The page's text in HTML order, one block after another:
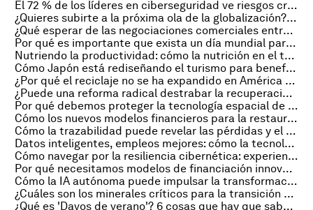
El 72 % de los líderes en ciberseguridad ve riesgos crecientes. Así responden gobiernos y empresas
¿Quieres subirte a la próxima ola de la globalización? Mirá hacia potencias emergentes como Hefei
¿Qué esperar de las negociaciones comerciales entre Estados Unidos y China?
Por qué es importante que exista un día mundial para la eliminación del cáncer de cuello uterino
Nutriendo la productividad: cómo la nutrición en el trabajo beneficia a las empresas y a las sociedades
Cómo Japón está rediseñando el turismo para beneficiar a las comunidades locales
¿Por qué el reciclaje no se ha expandido en América Latina y qué hacer al respecto?
¿Puede una reforma radical destrabar la recuperación económica de Argentina?
Por qué debemos proteger la tecnología espacial de los riesgos cibernéticos
Cómo los nuevos modelos financieros para la restauración forestal crean oportunidades para la naturaleza, las comunidades y los inversores
Cómo la trazabilidad puede revelar las pérdidas y el desperdicio en nuestros sistemas alimentarios
Datos inteligentes, empleos mejores: cómo la tecnología está transformando el mercado laboral
Cómo navegar por la resiliencia cibernética: experiencias de empresas líderes globales
Por qué necesitamos modelos de financiación innovadores ante la caída del gasto sanitario mundial
Cómo la IA autónoma puede impulsar la transformación de la fuerza laboral
¿Cuáles son los minerales críticos para la transición energética – y dónde se pueden encontrar?
¿Qué es 'Davos de verano'? 6 cosas que hay que saber sobre la Reunión Anual de los Nuevos Campeones en China